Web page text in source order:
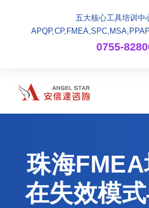
五大核心工具培训中
0755-
珠海
在失效模